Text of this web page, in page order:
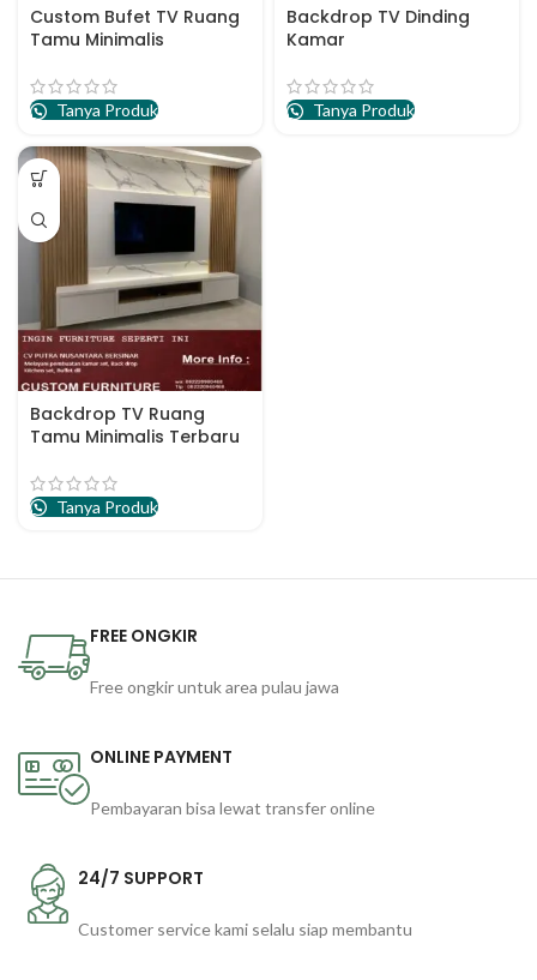
Custom Bufet TV Ruang
Tamu Minimalis
Tanya Produk
Backdrop TV Dinding
Kamar
Tanya Produk
Backdrop TV Ruang
Tamu Minimalis Terbaru
Tanya Produk
FREE ONGKIR
Free ongkir untuk area pulau jawa
ONLINE PAYMENT
Pembayaran bisa lewat transfer online
24/7 SUPPORT
Customer service kami selalu siap membantu